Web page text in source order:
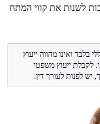
לשנות את קווי המתח
בלבד ואינו מהווה ייעוץ
לקבלת ייעוץ משפטי
לפנות לעורך דין.